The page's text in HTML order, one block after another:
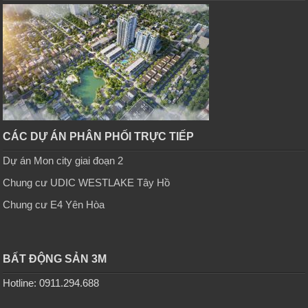
CÁC DỰ ÁN PHÂN PHỐI TRỰC TIẾP
Dự án Mon city giai đoạn 2
Chung cư UDIC WESTLAKE Tây Hồ
Chung cư E4 Yên Hòa
BẤT ĐỘNG SẢN 3M
Hotline: 0911.294.688